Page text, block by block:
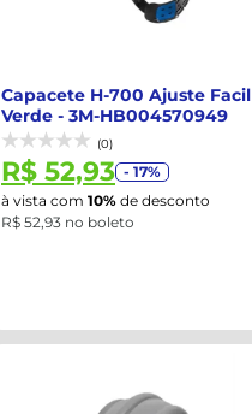
Capacete H-700 Ajuste Facil
Verde - 3M-HB004570949
(0)
R$ 52,93 - 17%
à vista com 10% de desconto
R$ 52,93 no boleto